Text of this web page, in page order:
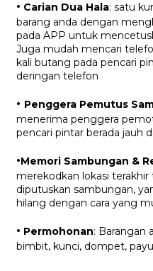
· Carian Dua Hala: satu
barang anda dengan
pada APP untuk
Juga mudah mencari
kali butang pada pencari
deringan telefon
· Penggera Pemutus
menerima penggera
pencari pintar berada jauh
·Memori Sambungan &
merekodkan lokasi
diputuskan sambungan,
hilang dengan cara yang
· Permohonan: Barangan
bimbit, kunci, dompet,